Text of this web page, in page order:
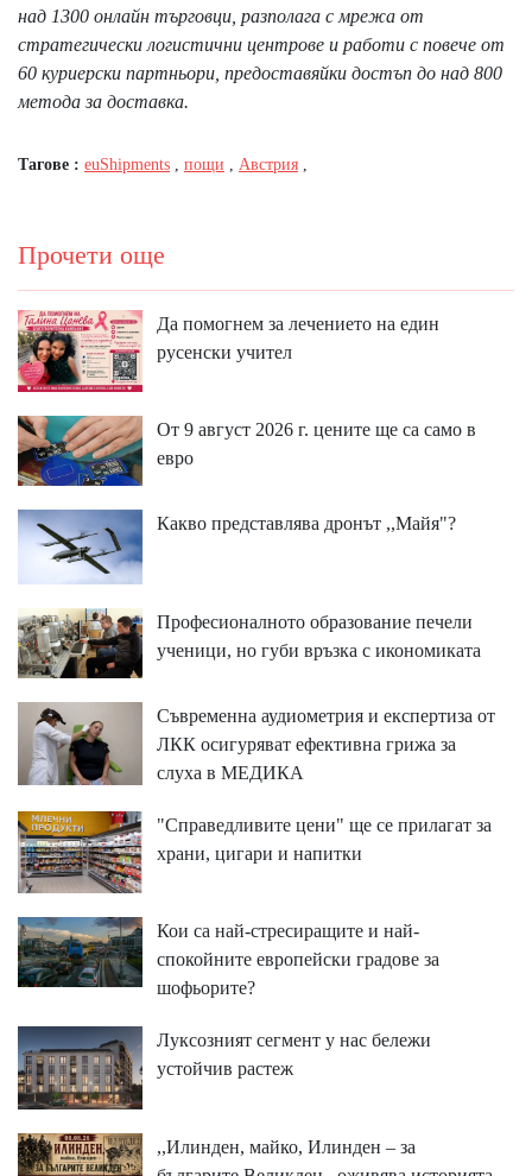
над 1300 онлайн търговци, разполага с мрежа от
стратегически логистични центрове и работи с повече от
60 куриерски партньори, предоставяйки достъп до над 800
метода за доставка.
Тагове : euShipments пощи Австрия
Прочети още
Да помогнем за лечението на един
русенски учител
От 9 август 2026 г. цените ще са само в
евро
Какво представлява дронът ,,Майя"?
Професионалното образование печели
ученици, но губи връзка с икономиката
Съвременна аудиометрия и експертиза от
ЛКК осигуряват ефективна грижа за
слуха в МЕДИКА
"Справедливите цени" ще се прилагат за
храни, цигари и напитки
Кои са най-стресиращите и най-
спокойните европейски градове за
шофьорите?
Луксозният сегмент у нас бележи
устойчив растеж
,,Илинден, майко, Илинден – за